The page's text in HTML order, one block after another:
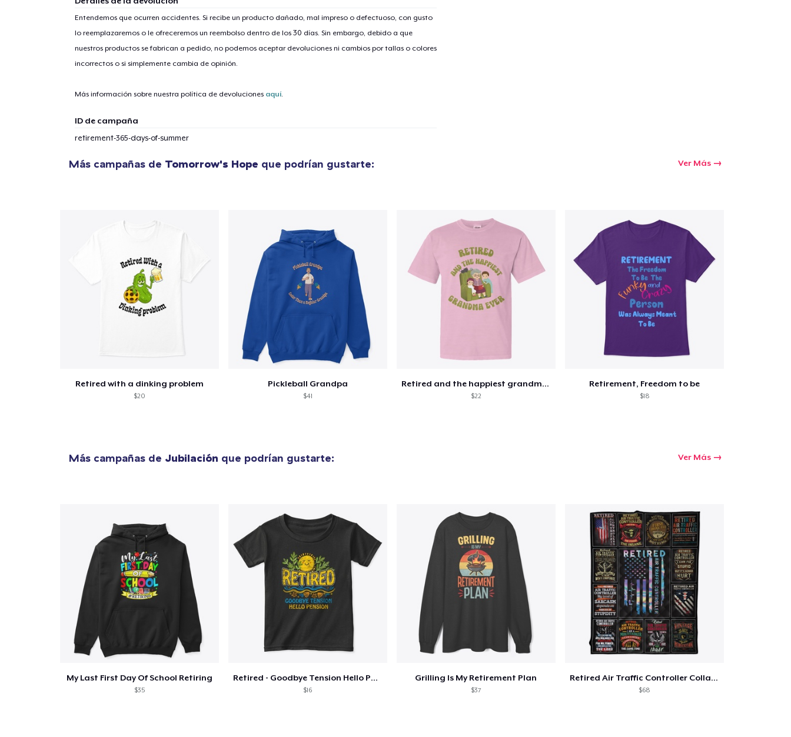
Entendemos que ocurren accidentes. Si recibe un producto dañado, mal impreso o defectuoso, con gusto
lo reemplazaremos o le ofreceremos un reembolso dentro de los 30 días. Sin embargo, debido a que
nuestros productos se fabrican a pedido, no podemos aceptar devoluciones ni cambios por tallas o colores
incorrectos o si simplemente cambia de opinión.
Más información sobre nuestra política de devoluciones aquí.
ID de campaña
retirement-365-days-of-summer
Más campañas de Tomorrow's Hope que podrían gustarte: Ver Más
Retired with a dinking problem
$20
Pickleball Grandpa
$41
Retired and the happiest grandma ever
$22
Retirement, Freedom to be
$18
Más campañas de Jubilación que podrían gustarte: Ver Más
My Last First Day Of School Retiring
$35
Retired - Goodbye Tension Hello Pension
$16
Grilling Is My Retirement Plan
$37
Retired Air Traffic Controller Collage
$68
1artículo añadido al carrito
Finalizar y pagar pedido